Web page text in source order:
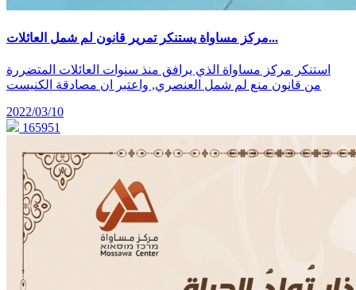
مركز مساواة يستنكر تمرير قانون لم شمل العائلات...
استنكر مركز مساواة الذي يرافق منذ سنوات العائلات المتضررة
من قانون منع لم شمل العنصري, واعتبر ان مصادقة الكنيست
2022/03/10
165951